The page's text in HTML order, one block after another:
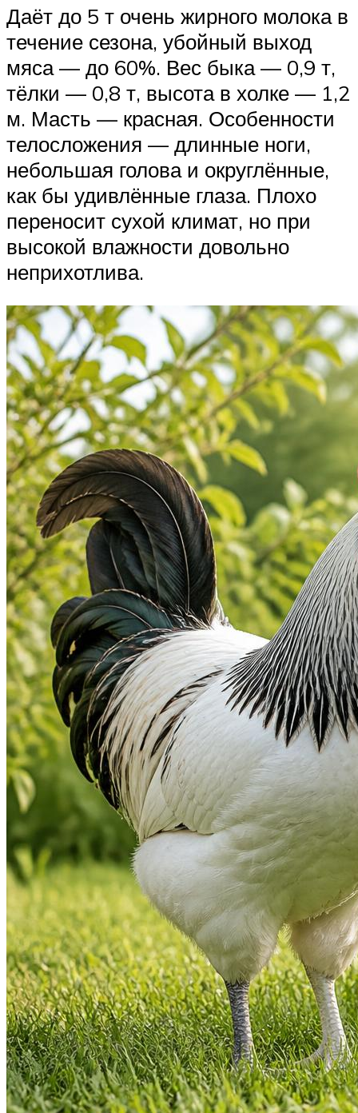
Даёт до 5 т очень жирного молока в
течение сезона, убойный выход
мяса — до 60%. Вес быка — 0,9 т,
тёлки — 0,8 т, высота в холке — 1,2
м. Масть — красная. Особенности
телосложения — длинные ноги,
небольшая голова и округлённые,
как бы удивлённые глаза. Плохо
переносит сухой климат, но при
высокой влажности довольно
неприхотлива.